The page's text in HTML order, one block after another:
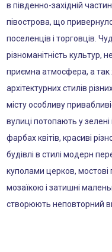
в південно-західній
півострова, що
поселенців і торговців.
різноманітність культур,
приємна атмосфера, а
архітектурних стилів
місту особливу
вулиці потопають у зелені
фарбах квітів, красиві
будівлі в стилі модерн
куполами церков, мостові
мозаїкою і затишні
створюють неповторний